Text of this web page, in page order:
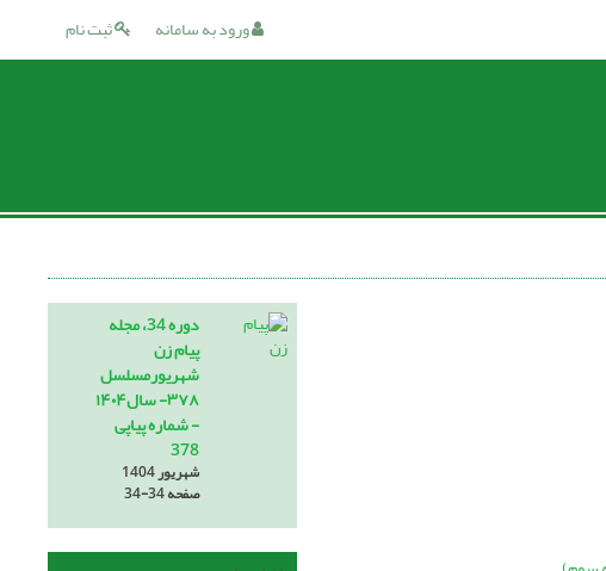
ثبت نام ورود به سامانه
دوره 34، مجله
پیام زن
شهریورمسلسل
۳۷۸- سال۱۴۰۴
- شماره پیاپی
378
شهریور 1404
صفحه34-34